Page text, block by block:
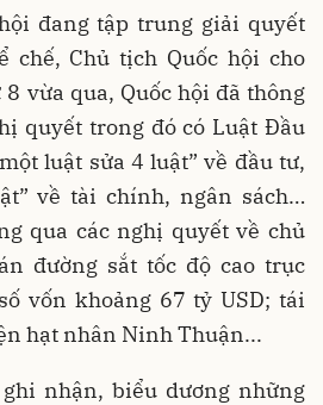
đang tập trung giải quyết
chế, Chủ tịch Quốc hội cho
vừa qua, Quốc hội đã thông
quyết trong đó có Luật Đầu
luật sửa 4 luật” về đầu tư,
về tài chính, ngân sách…
qua các nghị quyết về chủ
đường sắt tốc độ cao trục
vốn khoảng 67 tỷ USD; tái
hạt nhân Ninh Thuận...
nhận, biểu dương những